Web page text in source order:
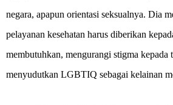
negara, apapun orientasi seksualnya. Dia
pelayanan kesehatan harus diberikan
membutuhkan, mengurangi stigma kepada
menyudutkan LGBTIQ sebagai kelainan